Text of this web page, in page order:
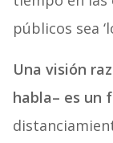
públicos sea
Una visión
habla– es un